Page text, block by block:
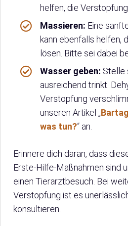
helfen, die
Massieren: Eine
kann ebenfalls helfen,
lösen. Bitte sei dabei
Wasser geben: Stelle
ausreichend trinkt.
Verstopfung
unseren Artikel „
was tun?“ an.
Erinnere dich daran, dass
Erste-Hilfe-Maßnahmen sind
einen Tierarztbesuch. Bei
Verstopfung ist es
konsultieren.